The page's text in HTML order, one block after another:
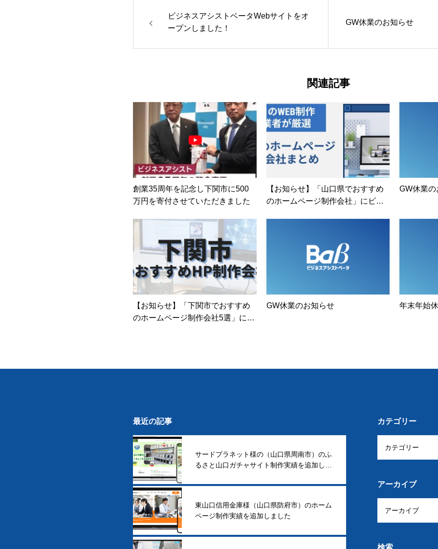
ビジネスアシストベータWebサイトをオ
ープンしました！
GW休業のお知らせ
関連記事
創業35周年を記念し下関市に500
万円を寄付させていただきました
【お知らせ】「山口県でおすすめ
のホームページ制作会社」にビジ
GW休業
【お知らせ】「下関市でおすすめ
のホームページ制作会社5選」にビ
GW休業のお知らせ 年末年始
最近の記事
サードプラネット様の（山口県周南市）のふ
るさと山口ガチャサイト制作実績を追加しま
東山口信用金庫様（山口県防府市）のホーム
ページ制作実績を追加しました
カテゴリー
アーカイブ
検索